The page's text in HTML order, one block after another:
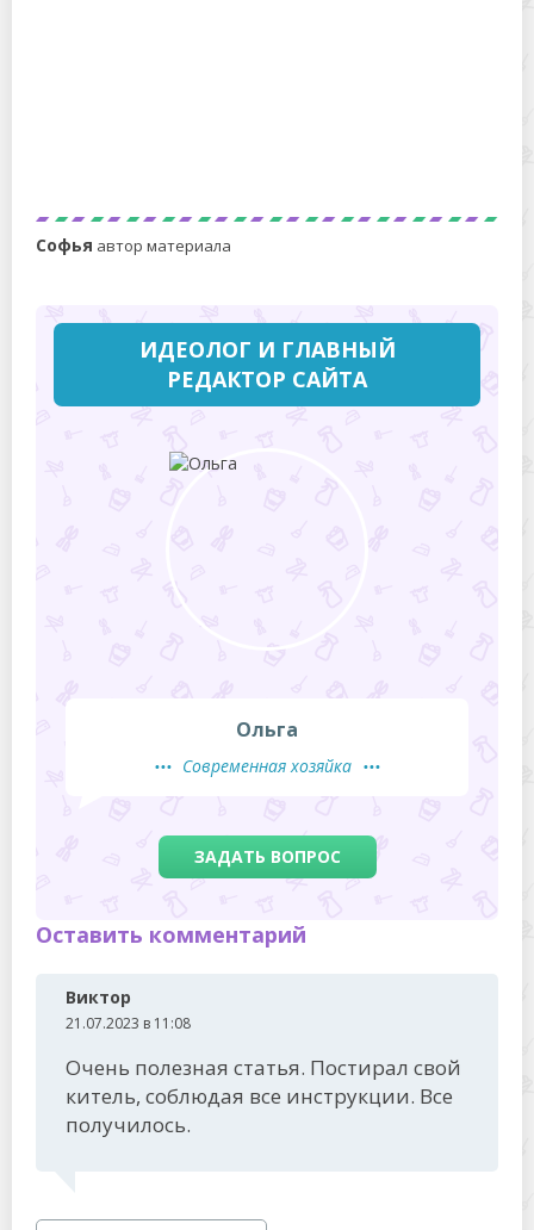
Софья автор материала
ИДЕОЛОГ И ГЛАВНЫЙ
РЕДАКТОР САЙТА
Ольга
Современная хозяйка
ЗАДАТЬ ВОПРОС
Оставить комментарий
Виктор
21.07.2023 в 11:08
Очень полезная статья. Постирал свой
китель, соблюдая все инструкции. Все
получилось.